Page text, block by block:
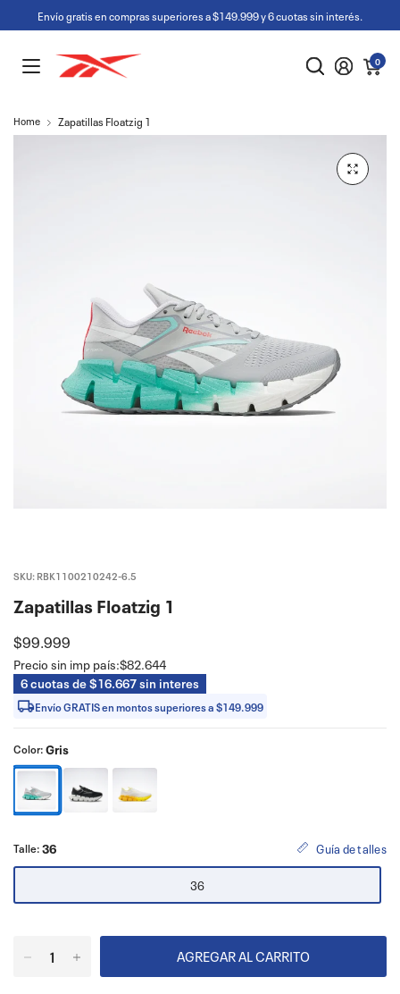
Envío gratis en compras superiores a $149.999 y 6 cuotas sin interés.
0
Home Zapatillas Floatzig 1
SKU: RBK1100210242-6.5
Zapatillas Floatzig 1
$99.999
Precio sin imp país:$82.644
6 cuotas de $16.667 sin interes
Envío GRATIS en montos superiores a $149.999
Color:Gris
Talle:36 Guía de talles
36
AGREGAR AL CARRITO